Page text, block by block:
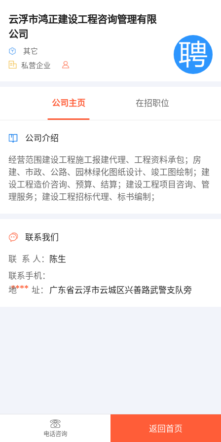
云浮市鸿正建设工程咨询管理有限
公司
其它
私营企业
公司主页 在招职位
公司介绍
经营范围建设工程施工报建代理、工程资料承包；房
建、市政、公路、园林绿化图纸设计、竣工图绘制；建
设工程造价咨询、预算、结算；建设工程项目咨询、管
理服务；建设工程招标代理、标书编制；
联系我们
联 系 人：
陈生
联系手机：
****
地 址： 广东省云浮市云城区兴善路武警支队旁
电话咨询
返回首页